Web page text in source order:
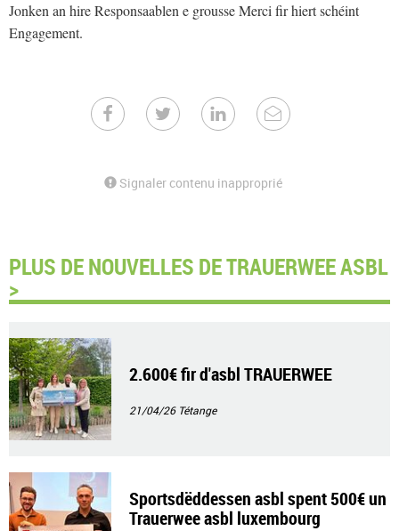
Jonken an hire Responsaablen e grousse Merci fir hiert schéint
Engagement.
Signaler contenu inapproprié
PLUS DE NOUVELLES DE TRAUERWEE ASBL
>
2.600€ fir d'asbl TRAUERWEE
21/04/26 Tétange
Sportsdëddessen asbl spent 500€ un
Trauerwee asbl luxembourg